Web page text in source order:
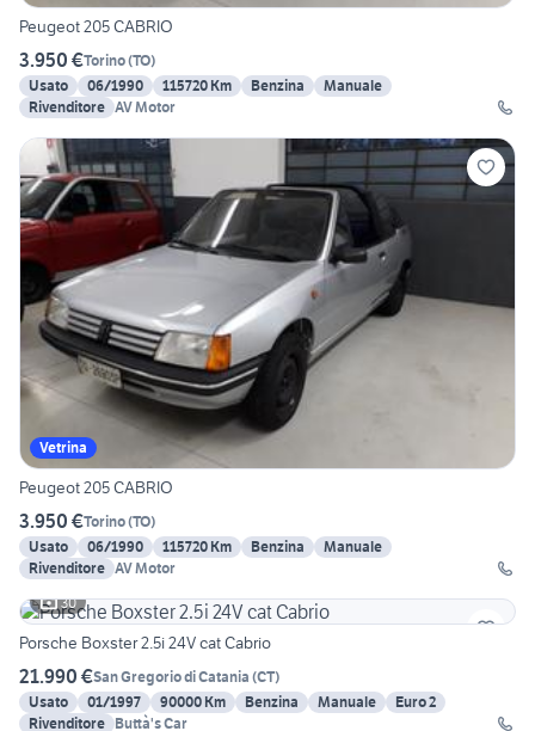
Peugeot 205 CABRIO
3.950 €Torino(TO)
Usato
06/1990 115720 Km Benzina
Manuale
Rivenditore AV Motor
Vetrina
Peugeot 205 CABRIO
3.950 €Torino(TO)
Usato
06/1990 115720 Km Benzina
Manuale
Rivenditore AV Motor
30
Porsche Boxster 2.5i 24V cat Cabrio
21.990 €San Gregorio di Catania (CT)
Usato
01/1997 90000 Km Benzina Manuale
Euro 2
Rivenditore Buttà's Car